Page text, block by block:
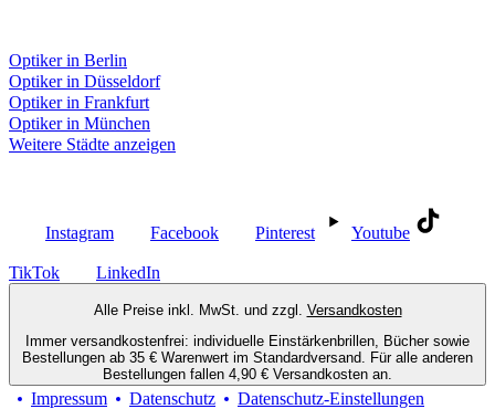
Optiker in Berlin
Optiker in Düsseldorf
Optiker in Frankfurt
Optiker in München
Weitere Städte anzeigen
Instagram Facebook Pinterest Youtube
TikTok LinkedIn
Alle Preise inkl. MwSt. und zzgl. Versandkosten
Immer versandkostenfrei: individuelle Einstärkenbrillen, Bücher sowie
Bestellungen ab 35 € Warenwert im Standardversand. Für alle anderen
Bestellungen fallen 4,90 € Versandkosten an.
Impressum Datenschutz Datenschutz-Einstellungen